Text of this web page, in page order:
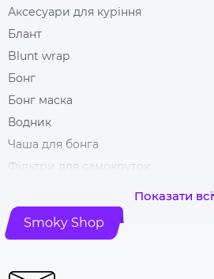
Аксесуари для куріння
Блант
Blunt wrap
Бонг
Бонг маска
Водник
Чаша для бонга
Фільтри для самокруток
Гріндери
Ковпак для куріння
Показати всі
Smoky Shop